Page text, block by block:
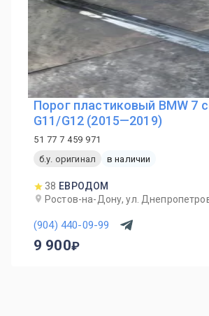
Порог пластиковый BMW 7
G11/G12 (2015—2019)
51 77 7 459 971
б.у. оригинал
в наличии
38 ЕВРОДОМ
Ростов-на-Дону, ул.
(904) 440-09-99
9 900